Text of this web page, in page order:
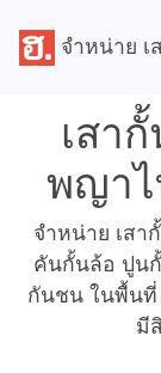
จำหน่าย
เสา
พญาไ
จำหน่าย เส
คันกั้นล้อ ปูน
กันชน ในพื้นที่
มี